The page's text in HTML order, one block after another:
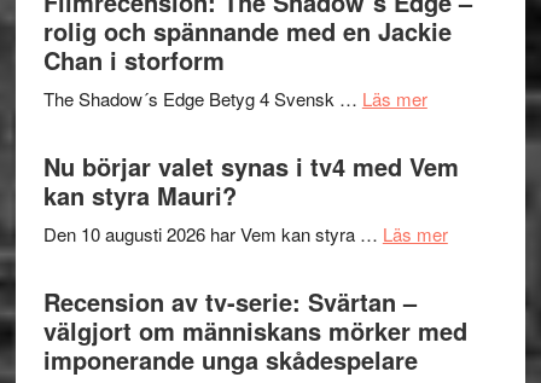
avslutar
in
till
och
rolig och spännande med en Jackie
Chan i storform
The Shadow´s Edge Betyg 4 Svensk … Läs merom
Shadow
Edge
och
Nu börjar valet synas i tv4 med Vem
kan styra Mauri?
Den 10 augusti 2026 har Vem kan styra … Läs merom
valet
synas
Recension av tv-serie: Svärtan –
välgjort om människans mörker med
imponerande unga skådespelare